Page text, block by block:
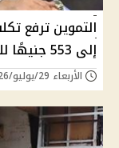
إلى 553 جنيهًا للشوال
الأربعاء 29/يوليو/2026 - 07:31 م